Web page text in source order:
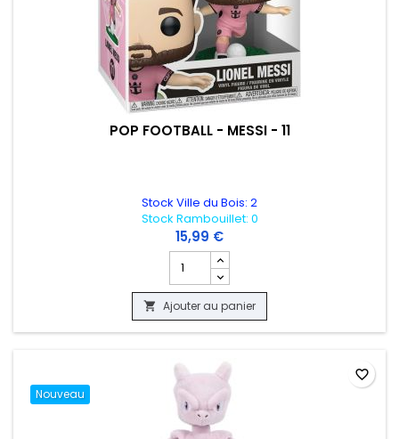
POP FOOTBALL - MESSI - 11
Stock Ville du Bois: 2
Stock Rambouillet: 0
15,99 €
Champ quantité du produit POP
 Ajouter au panier
Nouveau
favorite_border